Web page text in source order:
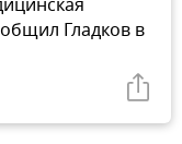
Гладков в